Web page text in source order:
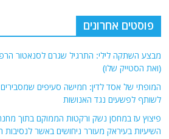
פוסטים אחרונים
מבצע השתקה לילי: התרגיל שגרם לסנאטור
(ואת הסטייק שלו)
המופתי של אסד לדין: חמישה סעיפים
לשותף לפשעים נגד האנושות
פיצוץ עז במחסן נשק ורקטות הממוקם בתוך
השיעיות בעיראק מעורר ניחושים באשר לנסיבות